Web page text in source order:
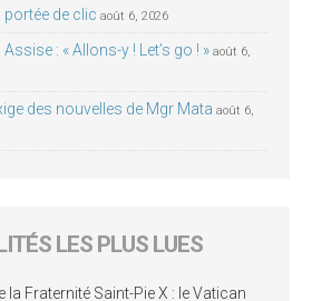
portée de clic août 6, 2026
: « Allons-y ! Let’s go ! » août 6,
des nouvelles de Mgr Mata août 6,
LES PLUS LUES
la Fraternité Saint-Pie X : le Vatican